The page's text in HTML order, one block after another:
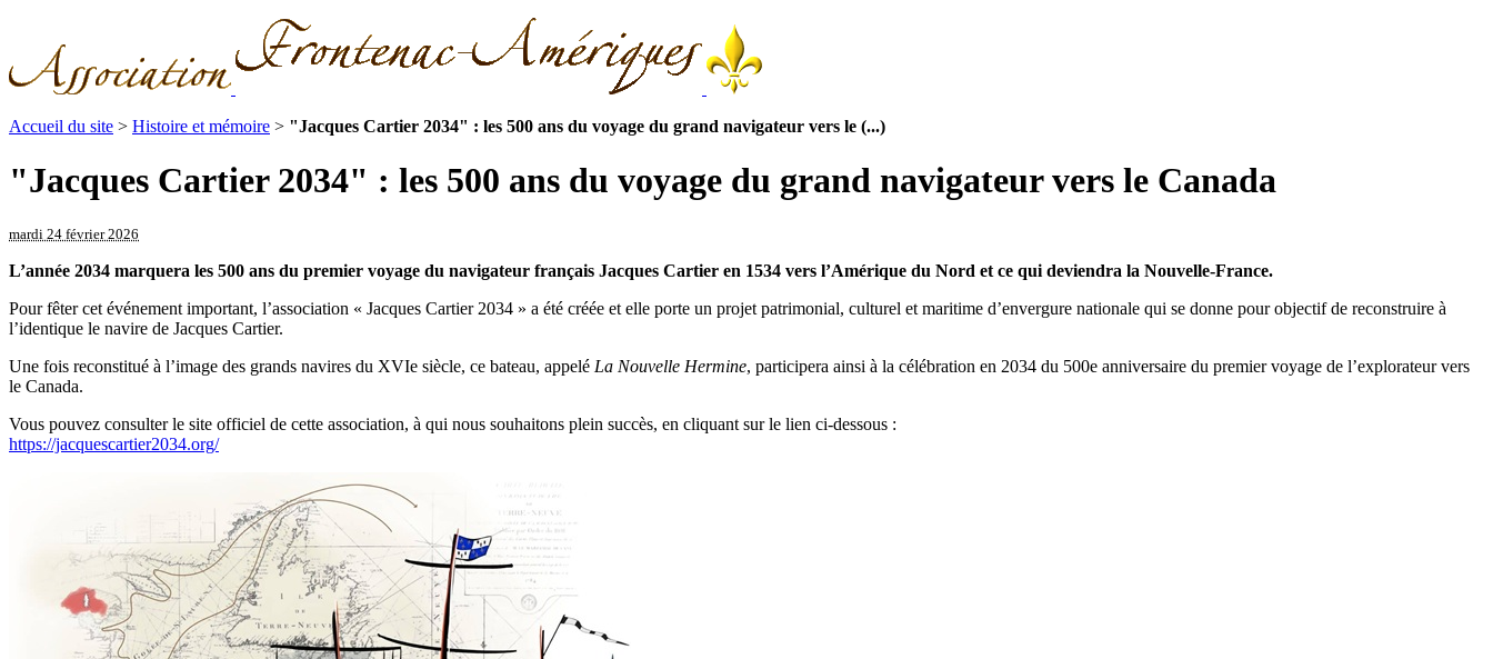
Accueil du site > Histoire et mémoire > "Jacques Cartier 2034" : les 500 ans du voyage du grand navigateur vers le (...)
"Jacques Cartier 2034" : les 500 ans du voyage du grand navigateur vers le Canada
mardi 24 février 2026
L’année 2034 marquera les 500 ans du premier voyage du navigateur français Jacques Cartier en 1534 vers l’Amérique du Nord et ce qui deviendra la Nouvelle-France.
Pour fêter cet événement important, l’association « Jacques Cartier 2034 » a été créée et elle porte un projet patrimonial, culturel et maritime d’envergure nationale qui se donne pour objectif de reconstruire à
l’identique le navire de Jacques Cartier.
Une fois reconstitué à l’image des grands navires du XVIe siècle, ce bateau, appelé La Nouvelle Hermine, participera ainsi à la célébration en 2034 du 500e anniversaire du premier voyage de l’explorateur vers
le Canada.
Vous pouvez consulter le site officiel de cette association, à qui nous souhaitons plein succès, en cliquant sur le lien ci-dessous :
https://jacquescartier2034.org/